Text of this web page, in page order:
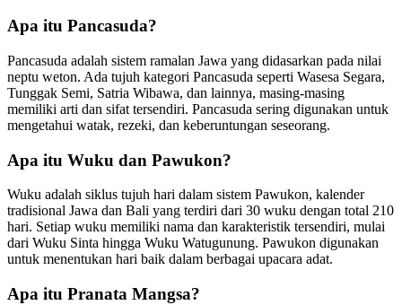
Apa itu Pancasuda?
Pancasuda adalah sistem ramalan Jawa yang didasarkan pada nilai
neptu weton. Ada tujuh kategori Pancasuda seperti Wasesa Segara,
Tunggak Semi, Satria Wibawa, dan lainnya, masing-masing
memiliki arti dan sifat tersendiri. Pancasuda sering digunakan untuk
mengetahui watak, rezeki, dan keberuntungan seseorang.
Apa itu Wuku dan Pawukon?
Wuku adalah siklus tujuh hari dalam sistem Pawukon, kalender
tradisional Jawa dan Bali yang terdiri dari 30 wuku dengan total 210
hari. Setiap wuku memiliki nama dan karakteristik tersendiri, mulai
dari Wuku Sinta hingga Wuku Watugunung. Pawukon digunakan
untuk menentukan hari baik dalam berbagai upacara adat.
Apa itu Pranata Mangsa?